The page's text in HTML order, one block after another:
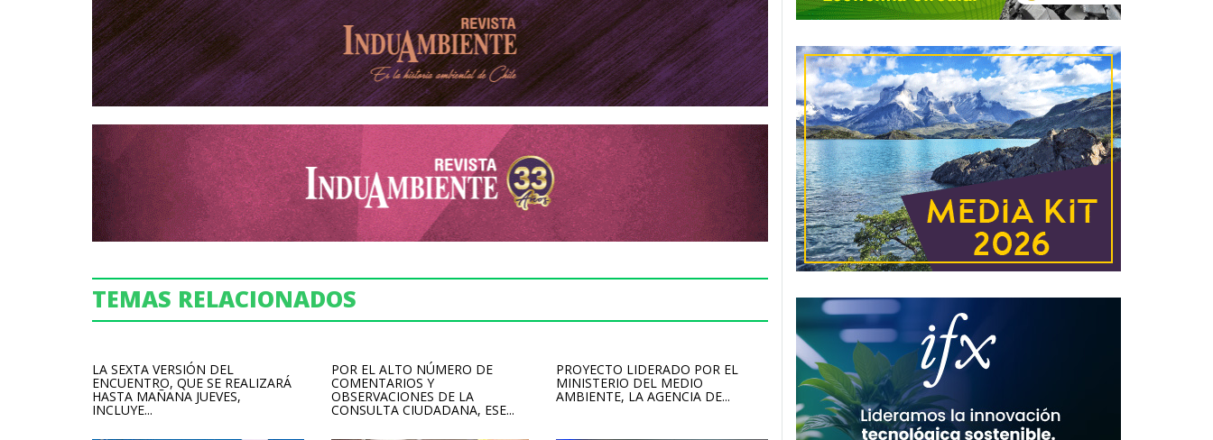
TEMAS RELACIONADOS
LA SEXTA VERSIÓN DEL
ENCUENTRO, QUE SE REALIZARÁ
HASTA MAÑANA JUEVES,
INCLUYE...
POR EL ALTO NÚMERO DE
COMENTARIOS Y
OBSERVACIONES DE LA
CONSULTA CIUDADANA, ESE...
PROYECTO LIDERADO POR EL
MINISTERIO DEL MEDIO
AMBIENTE, LA AGENCIA DE...